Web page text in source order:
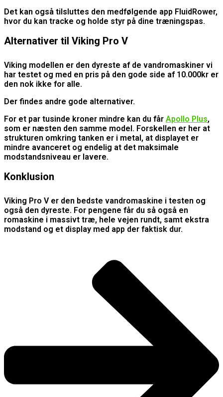
Det kan også tilsluttes den medfølgende app FluidRower,
hvor du kan tracke og holde styr på dine træningspas.
Alternativer til Viking Pro V
Viking modellen er den dyreste af de vandromaskiner vi
har testet og med en pris på den gode side af 10.000kr er
den nok ikke for alle.
Der findes andre gode alternativer.
For et par tusinde kroner mindre kan du får Apollo Plus,
som er næsten den samme model. Forskellen er her at
strukturen omkring tanken er i metal, at displayet er
mindre avanceret og endelig at det maksimale
modstandsniveau er lavere.
Konklusion
Viking Pro V er den bedste vandromaskine i testen og
også den dyreste. For pengene får du så også en
romaskine i massivt træ, hele vejen rundt, samt ekstra
modstand og et display med app der faktisk dur.